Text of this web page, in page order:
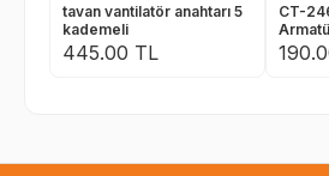
tavan vantilatör anahtarı 5
kademeli
445.00 TL
CT-